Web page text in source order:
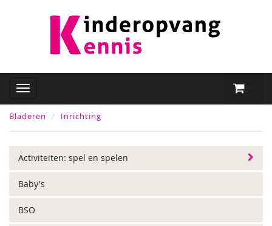
Bladeren Inrichting
Activiteiten: spel en spelen
Baby's
BSO